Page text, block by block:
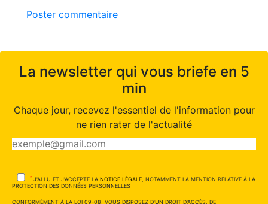
Poster commentaire
La newsletter qui vous briefe en 5
min
Chaque jour, recevez l'essentiel de l'information pour
ne rien rater de l'actualité
* J'AI LU ET J'ACCEPTE LA NOTICE LÉGALE , NOTAMMENT LA MENTION RELATIVE À LA
PROTECTION DES DONNÉES PERSONNELLES
CONFORMÉMENT À LA LOI 09-08, VOUS DISPOSEZ D'UN DROIT D'ACCÈS, DE